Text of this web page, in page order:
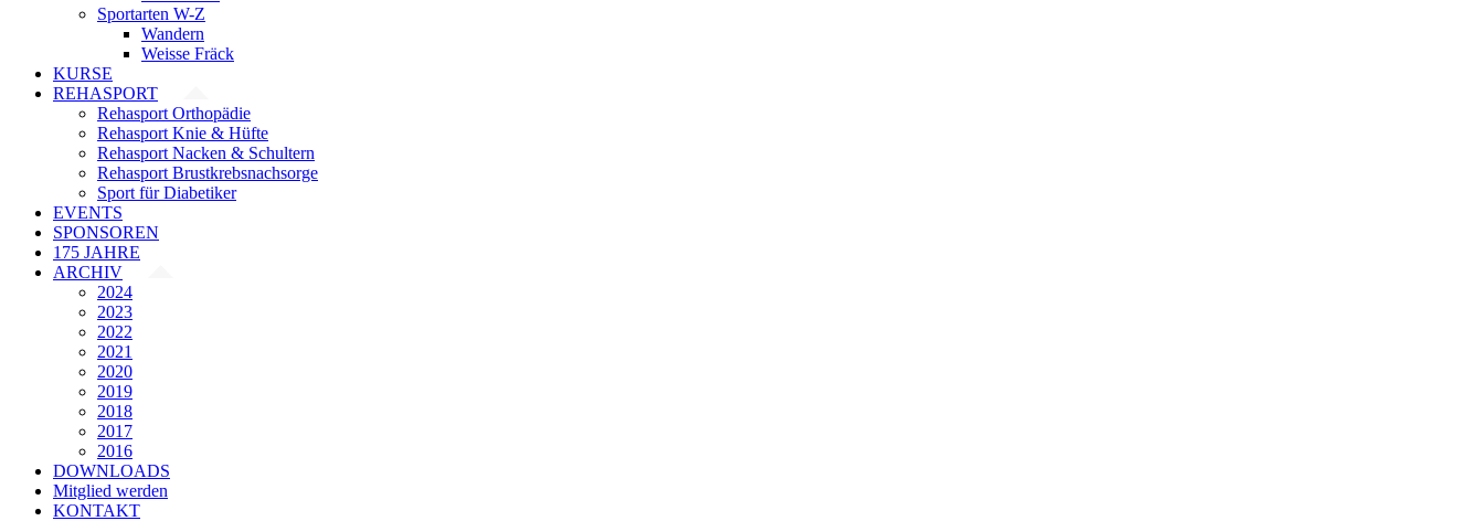
Sportarten W-Z
Wandern
Weisse Fräck
KURSE
REHASPORT
Rehasport Orthopädie
Rehasport Knie & Hüfte
Rehasport Nacken & Schultern
Rehasport Brustkrebsnachsorge
Sport für Diabetiker
EVENTS
SPONSOREN
175 JAHRE
ARCHIV
2024
2023
2022
2021
2020
2019
2018
2017
2016
DOWNLOADS
Mitglied werden
KONTAKT